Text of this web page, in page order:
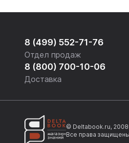
8 (499) 552-71-76
Отдел продаж
8 (800) 700-10-06
Доставка
© Deltabook.ru,
Все права защищены